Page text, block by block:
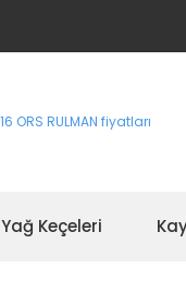
Yağ Keçeleri